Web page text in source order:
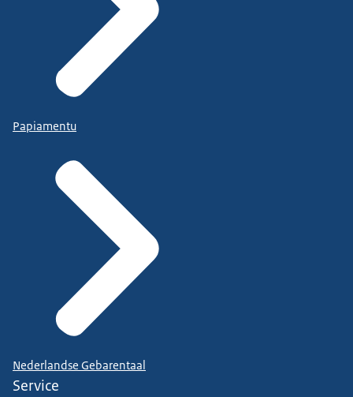
Papiamentu
Nederlandse Gebarentaal
Service